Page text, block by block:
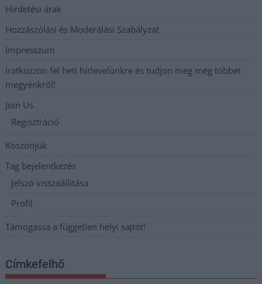
Hirdetési árak
Hozzászólási és Moderálási Szabályzat
Impresszum
Iratkozzon fel heti hírlevelünkre és tudjon meg még többet
megyénkről!
Join Us
Regisztráció
Köszönjük
Tag bejelentkezés
Jelszó visszaállítása
Profil
Támogassa a független helyi sajtót!
Címkefelhő